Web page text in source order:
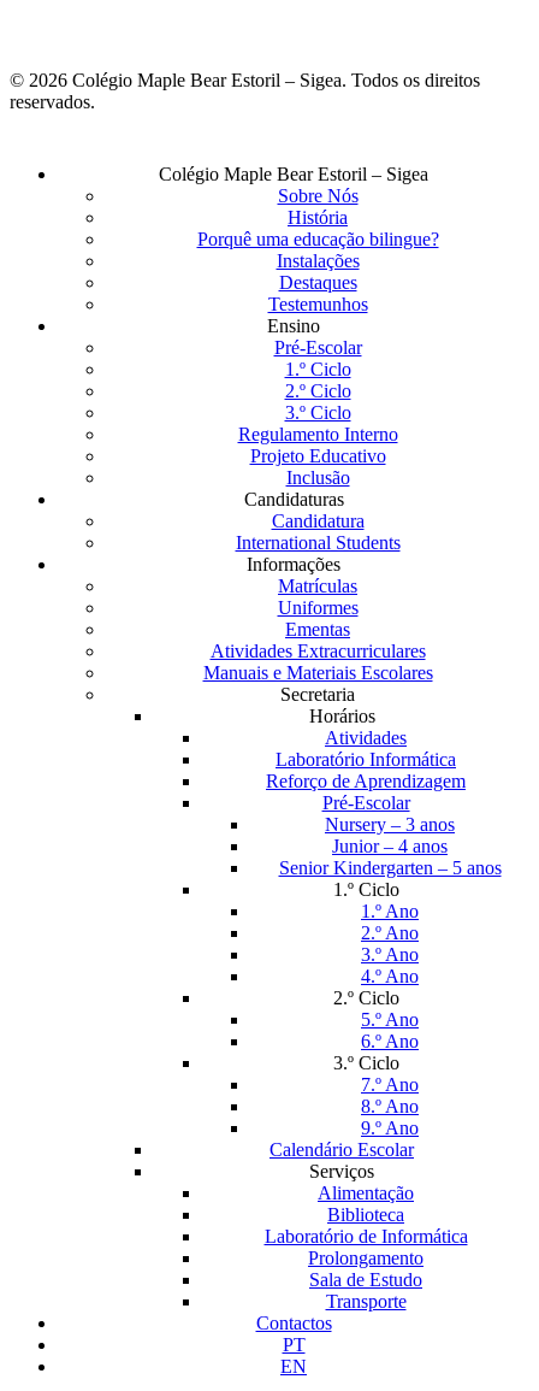
© 2026 Colégio Maple Bear Estoril – Sigea. Todos os direitos
reservados.
Fechar
Colégio Maple Bear Estoril – Sigea
Sobre Nós
História
Porquê uma educação bilingue?
Instalações
Destaques
Testemunhos
Ensino
Pré-Escolar
1.º Ciclo
2.º Ciclo
3.º Ciclo
Regulamento Interno
Projeto Educativo
Inclusão
Candidaturas
Candidatura
International Students
Informações
Matrículas
Uniformes
Ementas
Atividades Extracurriculares
Manuais e Materiais Escolares
Secretaria
Horários
Atividades
Laboratório Informática
Reforço de Aprendizagem
Pré-Escolar
Nursery – 3 anos
Junior – 4 anos
Senior Kindergarten – 5 anos
1.º Ciclo
1.º Ano
2.º Ano
3.º Ano
4.º Ano
2.º Ciclo
5.º Ano
6.º Ano
3.º Ciclo
7.º Ano
8.º Ano
9.º Ano
Calendário Escolar
Serviços
Alimentação
Biblioteca
Laboratório de Informática
Prolongamento
Sala de Estudo
Transporte
Contactos
PT
EN